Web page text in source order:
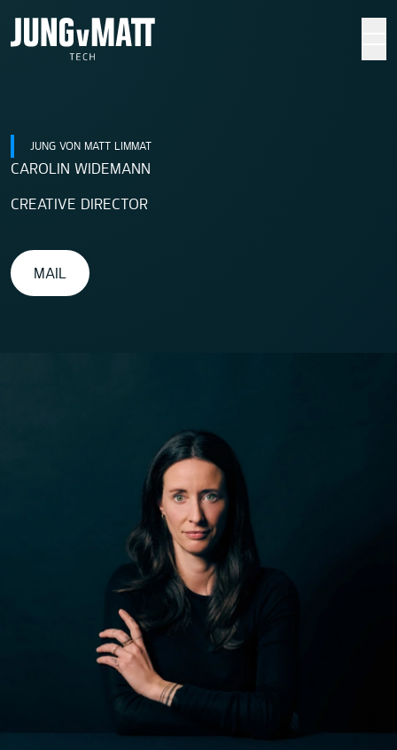
JUNG VON MATT LIMMAT
CAROLIN WIDEMANN
CREATIVE DIRECTOR
MAIL